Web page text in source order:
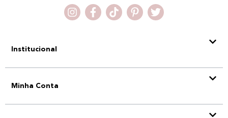
Institucional
Minha Conta